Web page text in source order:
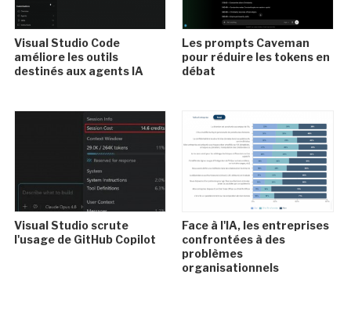
Visual Studio Code
améliore les outils
destinés aux agents IA
Les prompts Caveman
pour réduire les tokens en
débat
Visual Studio scrute
l'usage de GitHub Copilot
Face à l'IA, les entreprises
confrontées à des
problèmes
organisationnels